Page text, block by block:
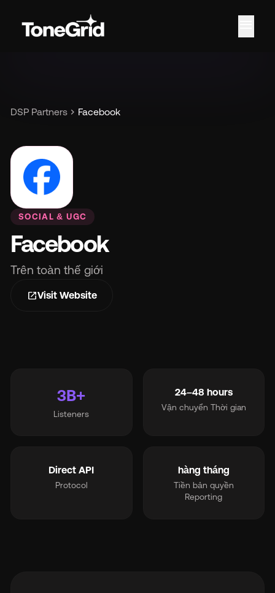
DSP Partners chevron_right Facebook
SOCIAL & UGC
Facebook
Trên toàn thế giới
open_in_newVisit Website
3B+
Listeners
24–48 hours
Vận chuyển Thời gian
Direct API
Protocol
hàng tháng
Tiền bản quyền
Reporting